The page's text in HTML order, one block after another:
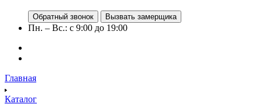
Обратный звонок Вызвать замерщика
Пн. – Вс.: с 9:00 до 19:00
Главная
Каталог